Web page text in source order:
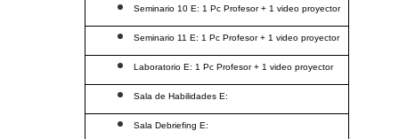
Seminario 10 E: 1 Pc Profesor + 1 video proyector
Seminario 11 E: 1 Pc Profesor + 1 video proyector
Laboratorio E: 1 Pc Profesor + 1 video proyector
Sala de Habilidades E:
Sala Debriefing E: